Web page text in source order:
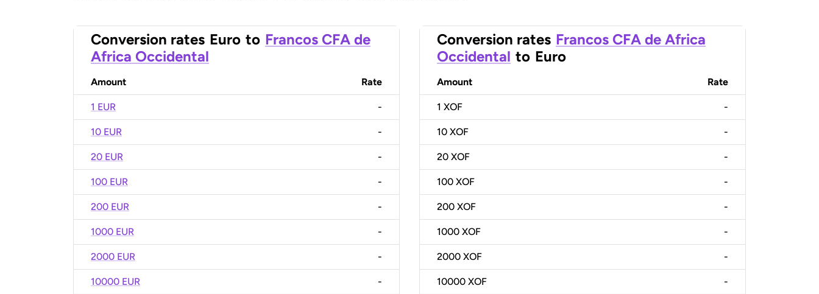
Conversion rates Euro to Francos CFA de
Africa Occidental
Amount Rate
1 EUR -
10 EUR -
20 EUR -
100 EUR -
200 EUR -
1000 EUR -
2000 EUR -
10000 EUR -
Conversion rates Francos CFA de Africa
Occidental to Euro
Amount Rate
1 XOF -
10 XOF -
20 XOF -
100 XOF -
200 XOF -
1000 XOF -
2000 XOF -
10000 XOF -